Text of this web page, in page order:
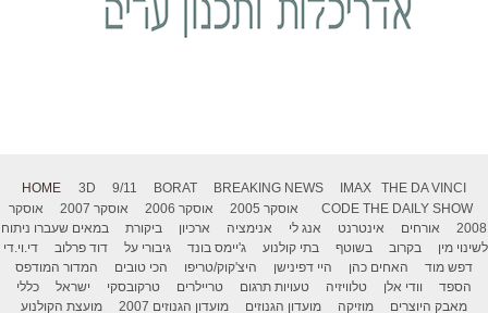
HOME 3D 9/11 BORAT BREAKING NEWS IMAX
THE DA VINCI
CODE THE DAILY SHOW אוסקר 2005 אוסקר 2006 אוסקר 2007
אוסקר
2008
אורחים אינטרנט אנג לי אנימציה ארכיון ביקורת
במאים שעברו ניתוח
לשינוי מין
בקרוב בשוטף בתי קולנוע ג'יימס בונד גיבורי על דוד פרלוב
די.וי.די
דפש מוד
האחים כהן היי דפינישן היצ'קוק/טריפו הכי טובים
המדור המודפס
הספד
וודי אלן טלוויזיה טעויות תרגום טריילרים טרקובסקי ישראל
כללי
מאבק היוצרים
מוזיקה מועדון הגנוזים מועדון הגנוזים 2007 מועצת הקולנוע